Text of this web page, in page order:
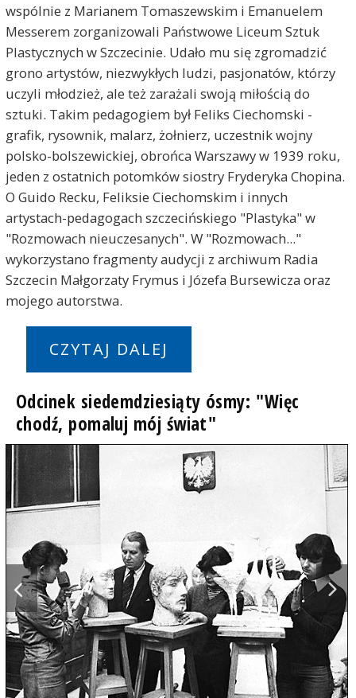
wspólnie z Marianem Tomaszewskim i Emanuelem
Messerem zorganizowali Państwowe Liceum Sztuk
Plastycznych w Szczecinie. Udało mu się zgromadzić
grono artystów, niezwykłych ludzi, pasjonatów, którzy
uczyli młodzież, ale też zarażali swoją miłością do
sztuki. Takim pedagogiem był Feliks Ciechomski -
grafik, rysownik, malarz, żołnierz, uczestnik wojny
polsko-bolszewickiej, obrońca Warszawy w 1939 roku,
jeden z ostatnich potomków siostry Fryderyka Chopina.
O Guido Recku, Feliksie Ciechomskim i innych
artystach-pedagogach szczecińskiego "Plastyka" w
"Rozmowach nieuczesanych". W "Rozmowach..."
wykorzystano fragmenty audycji z archiwum Radia
Szczecin Małgorzaty Frymus i Józefa Bursewicza oraz
mojego autorstwa.
CZYTAJ DALEJ
Odcinek siedemdziesiąty ósmy: "Więc
chodź, pomaluj mój świat"